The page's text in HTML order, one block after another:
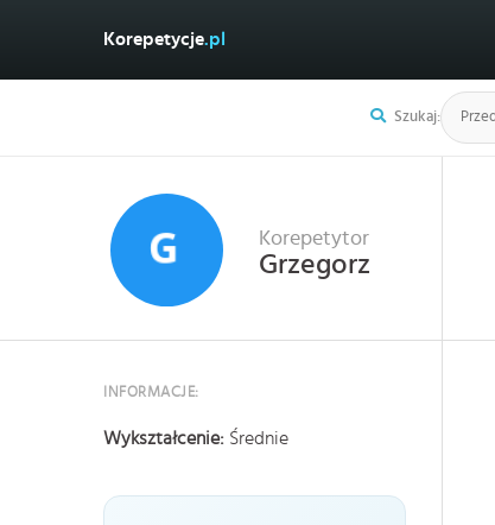
Korepetycje.pl
Szukaj:
Korepetytor
Grzegorz
INFORMACJE:
Wykształcenie: Średnie